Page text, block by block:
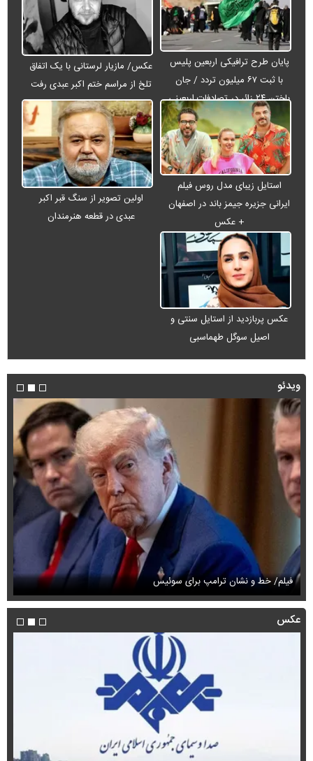
پایان طرح ترافیکی اربعین پلیس
با ثبت ۶۷ میلیون تردد / جان
باختن ۲۴ زائر در تصادفات اربعینی
عکس/ مازیار لرستانی با یک اتفاق
تلخ از مراسم ختم اکبر عبدی رفت
استایل زیبای مدل روس فیلم
ایرانی جزیره جیمز باند در اصفهان
+ عکس
اولین تصویر از سنگ قبر اکبر
عبدی در قطعه هنرمندان
عکس پربازدید از استایل سنتی و
اصیل سوگل طهماسبی
ویدئو
فیلم/ خط و نشان ترامپ برای سوئیس
عکس